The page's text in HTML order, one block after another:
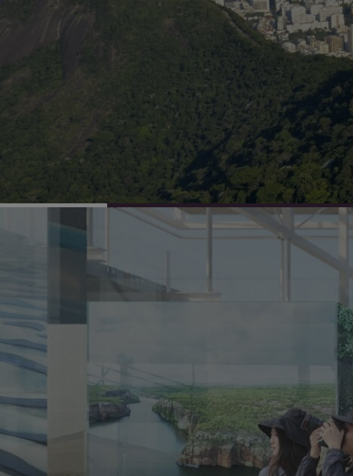
da qualidade de vida e para um
TODOS OS
UM SÓ MUNDO.
ARQUITETURA 21